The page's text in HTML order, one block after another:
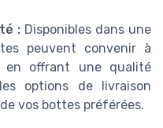
: Disponibles dans une
peuvent convenir à
offrant une qualité
options de livraison
vos bottes préférées.